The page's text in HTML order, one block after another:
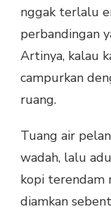
nggak terlalu
perbandingan
Artinya, kalau
campurkan
ruang.
Tuang air
wadah, lalu
kopi terendam
diamkan